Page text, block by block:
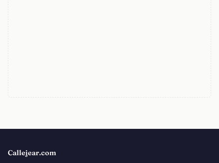
Callejear.com